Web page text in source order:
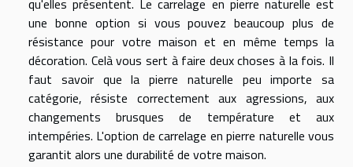
qu'elles présentent. Le carrelage en pierre naturelle est
une bonne option si vous pouvez beaucoup plus de
résistance pour votre maison et en même temps la
décoration. Celà vous sert à faire deux choses à la fois. Il
faut savoir que la pierre naturelle peu importe sa
catégorie, résiste correctement aux agressions, aux
changements brusques de température et aux
intempéries. L'option de carrelage en pierre naturelle vous
garantit alors une durabilité de votre maison.